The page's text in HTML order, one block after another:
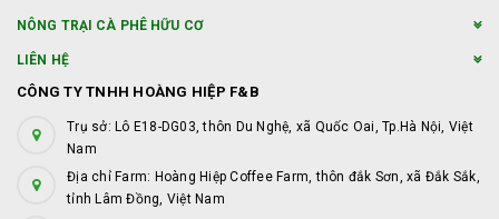
NÔNG TRẠI CÀ PHÊ HỮU CƠ
LIÊN HỆ
CÔNG TY TNHH HOÀNG HIỆP F&B
Trụ sở: Lô E18-DG03, thôn Du Nghệ, xã Quốc Oai, Tp.Hà Nội, Việt
Nam
Địa chỉ Farm: Hoàng Hiệp Coffee Farm, thôn đắk Sơn, xã Đắk Sắk,
tỉnh Lâm Đồng, Việt Nam